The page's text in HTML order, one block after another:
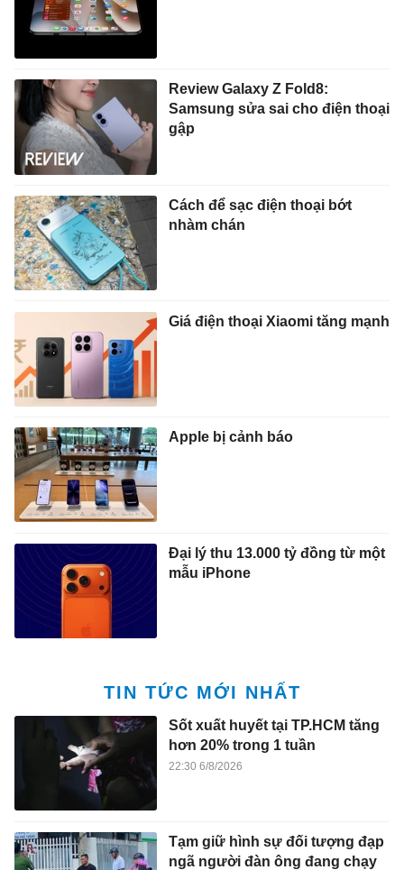
Review Galaxy Z Fold8:
Samsung sửa sai cho điện thoại
gập
Cách để sạc điện thoại bớt
nhàm chán
Giá điện thoại Xiaomi tăng mạnh
Apple bị cảnh báo
Đại lý thu 13.000 tỷ đồng từ một
mẫu iPhone
TIN TỨC MỚI NHẤT
Sốt xuất huyết tại TP.HCM tăng
hơn 20% trong 1 tuần
22:30 6/8/2026
Tạm giữ hình sự đối tượng đạp
ngã người đàn ông đang chạy